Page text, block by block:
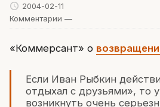
2004-02-11
Комментарии —
«Коммерсант» о
Если Иван Рыбкин
отдыхал с друзьями», то
возникнуть очень